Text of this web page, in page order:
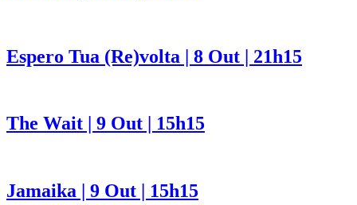
Espero Tua (Re)volta | 8 Out | 21h15
The Wait | 9 Out | 15h15
Jamaika | 9 Out | 15h15